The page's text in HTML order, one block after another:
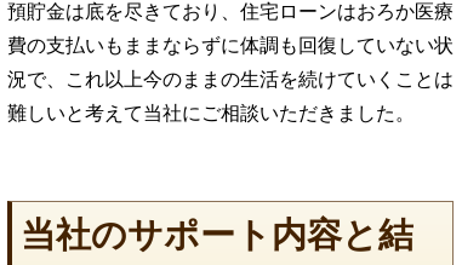
預貯金は底を尽きており、住宅ローンはおろか医療
費の支払いもままならずに体調も回復していない状
況で、これ以上今のままの生活を続けていくことは
難しいと考えて当社にご相談いただきました。
当社のサポート内容と結